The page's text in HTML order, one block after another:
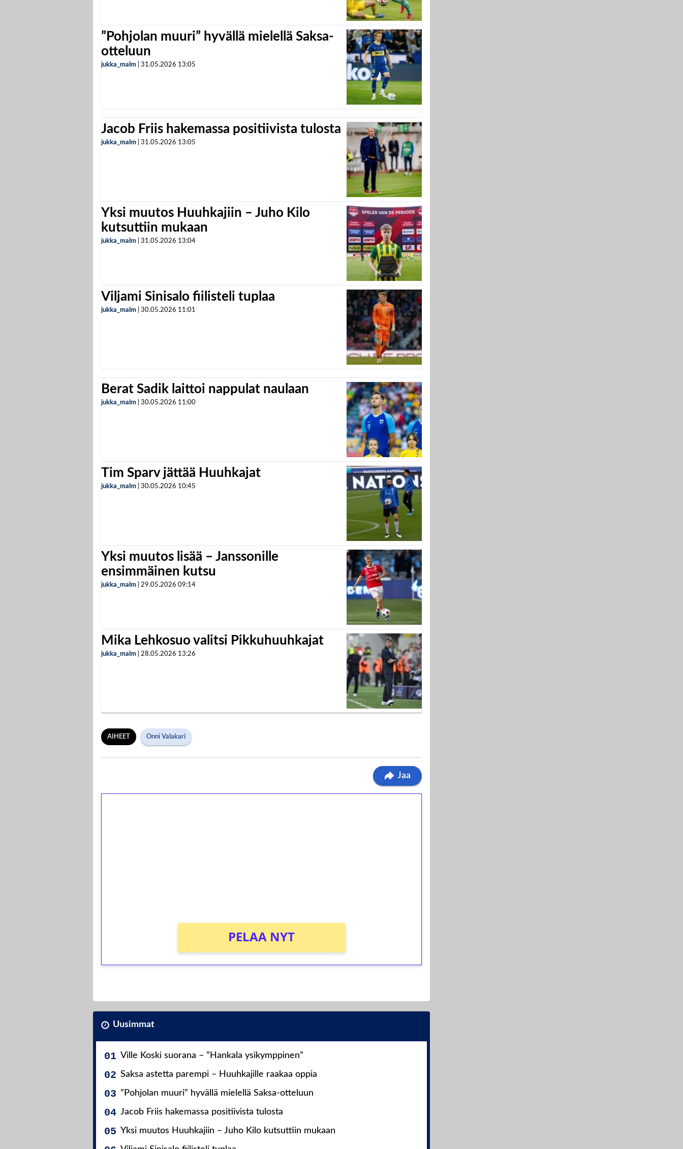
”Pohjolan muuri” hyvällä mielellä Saksa-
otteluun
jukka_malm 31.05.2026 13:05
Jacob Friis hakemassa positiivista tulosta
jukka_malm 31.05.2026 13:05
Yksi muutos Huuhkajiin – Juho Kilo
kutsuttiin mukaan
jukka_malm 31.05.2026 13:04
Viljami Sinisalo fiilisteli tuplaa
jukka_malm 30.05.2026 11:01
Berat Sadik laittoi nappulat naulaan
jukka_malm 30.05.2026 11:00
Tim Sparv jättää Huuhkajat
jukka_malm 30.05.2026 10:45
Yksi muutos lisää – Janssonille
ensimmäinen kutsu
jukka_malm 29.05.2026 09:14
Mika Lehkosuo valitsi Pikkuhuuhkajat
jukka_malm 28.05.2026 13:26
AIHEET Onni Valakari
Jaa
PELAA NYT
Uusimmat
Ville Koski suorana – ”Hankala ysikymppinen”
Saksa astetta parempi – Huuhkajille raakaa oppia
”Pohjolan muuri” hyvällä mielellä Saksa-otteluun
Jacob Friis hakemassa positiivista tulosta
Yksi muutos Huuhkajiin – Juho Kilo kutsuttiin mukaan